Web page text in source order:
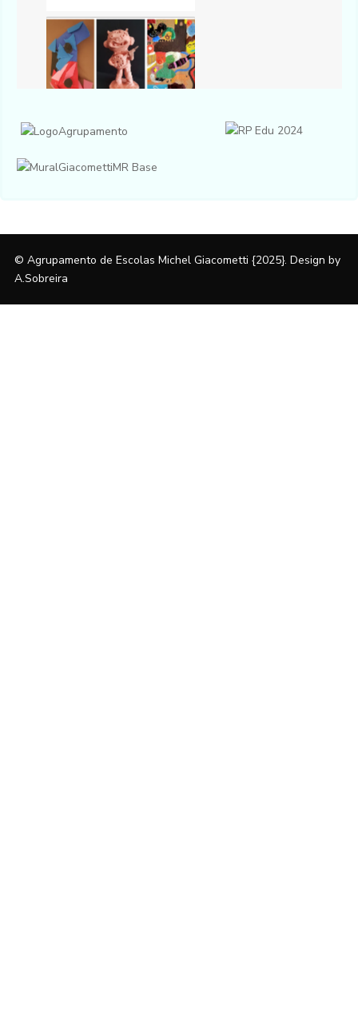
© Agrupamento de Escolas Michel Giacometti {2025}. Design by
A.Sobreira